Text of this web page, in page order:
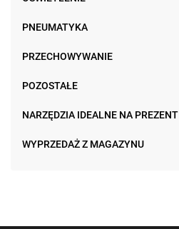
PNEUMATYKA
PRZECHOWYWANIE
POZOSTAŁE
NARZĘDZIA IDEALNE NA PREZENT
WYPRZEDAŻ Z MAGAZYNU